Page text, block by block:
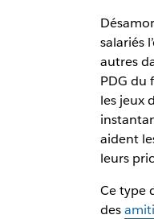
salariés
autres
PDG du
les jeux
aident
leurs
Ce type
des